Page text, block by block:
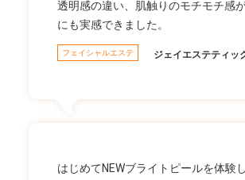
透明感の違い、肌触りのモチモチ感
にも実感できました。
フェイシャルエステ ジェイエステティッ
はじめてNEWブライトピールを体験